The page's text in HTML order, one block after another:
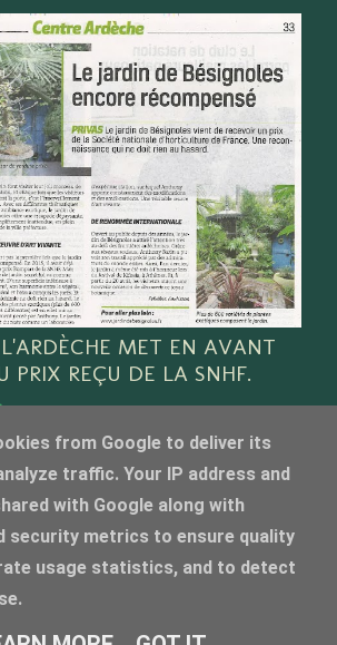
MET EN AVANT
PRIX REÇU DE LA SNHF.
Fourni par Blogger
droits réservés. merci de nous contacter pour l'utilisation
from Google to deliver its
traffic. Your IP address and
with Google along with
security metrics to ensure quality
usage statistics, and to detect